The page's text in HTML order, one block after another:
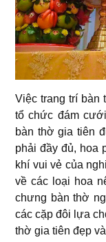
Việc trang trí bàn
tổ chức đám
bàn thờ gia tiên
phải đầy đủ, hoa
khí vui vẻ của
về các loại hoa
chưng bàn thờ
các cặp đôi lựa
thờ gia tiên đẹp